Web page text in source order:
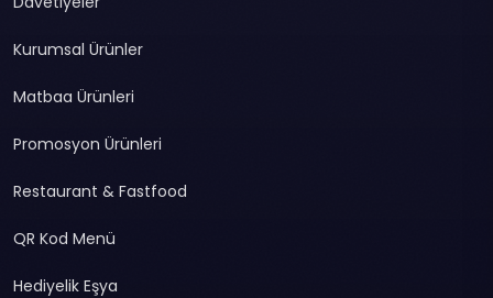
Kurumsal Ürünler
Matbaa Ürünleri
Promosyon Ürünleri
Restaurant & Fastfood
QR Kod Menü
Hediyelik Eşya